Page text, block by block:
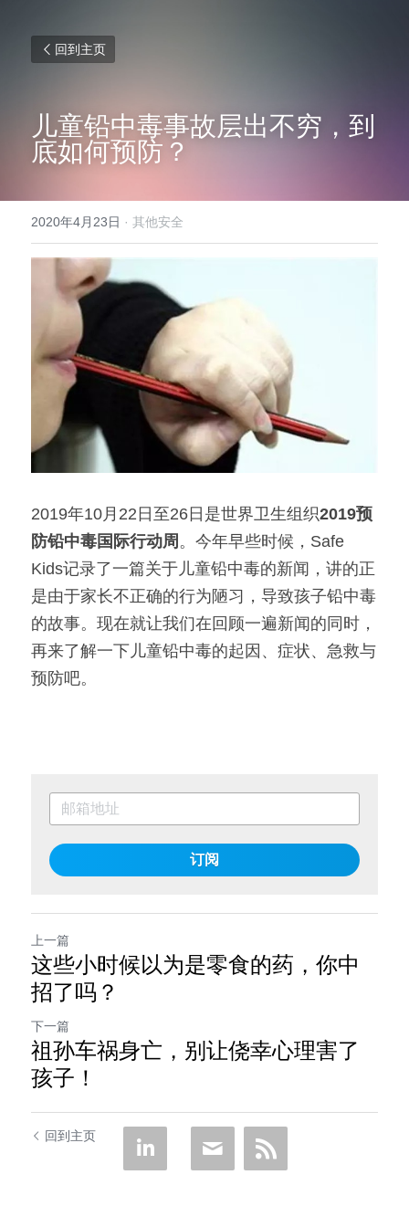
回到主页
儿童铅中毒事故层出不穷，到
底如何预防？
2020年4月23日 · 其他安全
2019年10月22日至26日是世界卫生组织2019预
防铅中毒国际行动周 。今年早些时候，Safe
Kids记录了一篇关于儿童铅中毒的新闻，讲的正
是由于家长不正确的行为陋习，导致孩子铅中毒
的故事。现在就让我们在回顾一遍新闻的同时，
再来了解一下儿童铅中毒的起因、症状、急救与
预防吧。
订阅
上一篇
这些小时候以为是零食的药，你中
招了吗？
下一篇
祖孙车祸身亡，别让侥幸心理害了
孩子！
回到主页